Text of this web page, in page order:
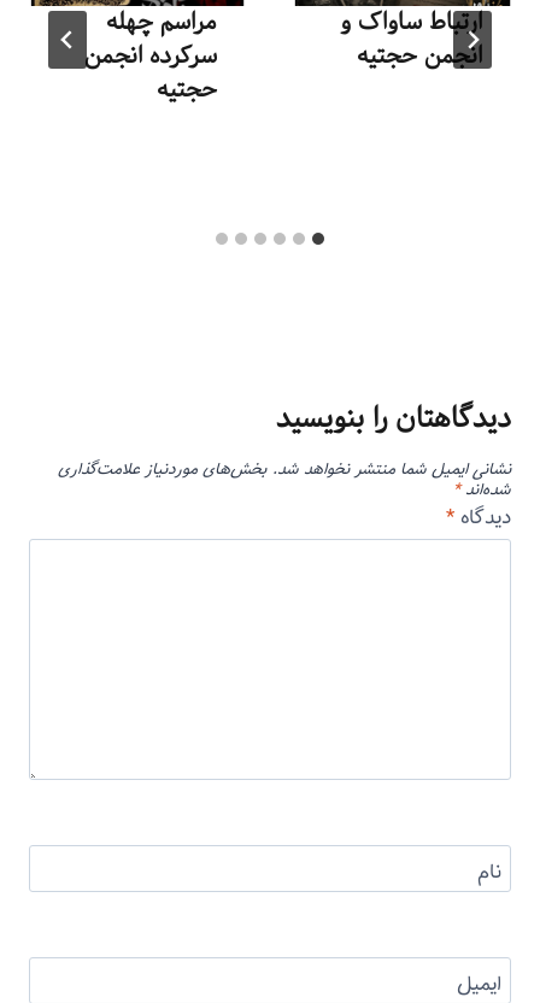
ارتباط ساواک و
انجمن حجتیه
مراسم چهله
سرکرده انجمن
حجتیه
دیدگاهتان را بنویسید
نشانی ایمیل شما منتشر نخواهد شد. بخش‌های موردنیاز علامت‌گذاری
شده‌اند*
دیدگاه *
نام
ایمیل